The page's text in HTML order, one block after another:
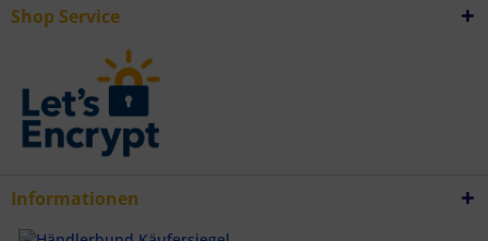
Shop Service
Informationen